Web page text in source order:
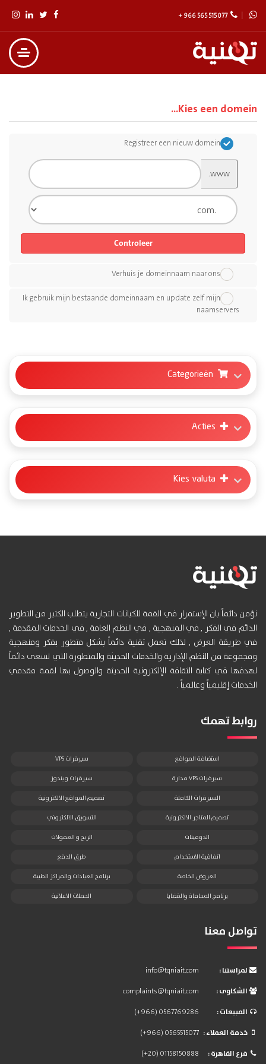
+ 966 565 515 077
Kies een domein...
Registreer een nieuw domein
www.
Controleer
Verhuis je domeinnaam naar ons
Ik gebruik mijn bestaande domeinnaam en update zelf mijn
naamservers
نؤمن دائماً بان الإستمرار في القمة للكيانات التجارية يتطلب الكثير من التطوير
الدائم في الفكر , في المنهجية , في النظم العامة , في الخدمات المقدمة ,
في طريقة العرض , لذلك تعمل تقنية دائماً بشكل متطور بفكر ومنهجية
ومجموعة من النظم الإدارية والخدمات الحديثة والمتطورة التي تسعى دائماً
لهدفها في كتابة الثقافة الإلكترونية الحديثة والوصول بها لقمة مقدمي
الخدمات إقليمياً وعالمياً .
روابط تهمك
استضافة المواقع سيرفرات VPS
سيرفرات VPS مدارة سيرفرات ويندوز
السيرفرات الكاملة تصميم المواقع الالكترونية
تصميم المتاجر الالكترونية التسويق الالكتروني
الدومينات الربح و العمولات
اتفاقية الاستخدام طرق الدفع
العروض الخاصة برنامج العيادات والمراكز الطبية
برنامج المحاماة والقضايا الحملات الاعلانية
تواصل معنا
: لمراستنا
info@tqniait.com
: الشكاوى
complaints@tqniait.com
: المبيعات
(+966) 0567769286
: خدمة العملاء
(+966) 0565515077
: فرع القاهرة
(+20) 01158150888